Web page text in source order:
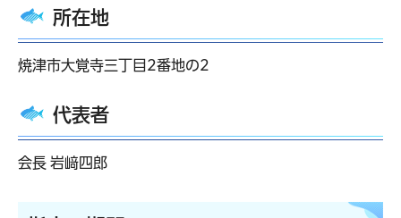
所在地
焼津市大覚寺三丁目2番地の2
代表者
会長 岩﨑四郎